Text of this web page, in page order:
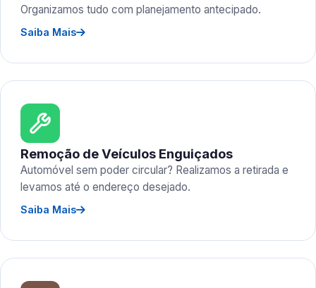
Organizamos tudo com planejamento antecipado.
Saiba Mais
Remoção de Veículos Enguiçados
Automóvel sem poder circular? Realizamos a retirada e
levamos até o endereço desejado.
Saiba Mais